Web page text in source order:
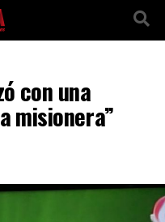
con una
misionera”